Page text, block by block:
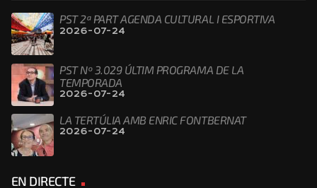
PST 2ª PART AGENDA CULTURAL I ESPORTIVA
2026-07-24
PST Nº 3.029 ÚLTIM PROGRAMA DE LA
TEMPORADA
2026-07-24
LA TERTÚLIA AMB ENRIC FONTBERNAT
2026-07-24
EN DIRECTE